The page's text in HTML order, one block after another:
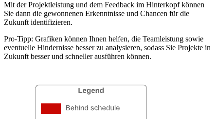
Mit der Projektleistung und dem Feedback im Hinterkopf können
Sie dann die gewonnenen Erkenntnisse und Chancen für die
Zukunft identifizieren.
Pro-Tipp: Grafiken können Ihnen helfen, die Teamleistung sowie
eventuelle Hindernisse besser zu analysieren, sodass Sie Projekte in
Zukunft besser und schneller ausführen können.